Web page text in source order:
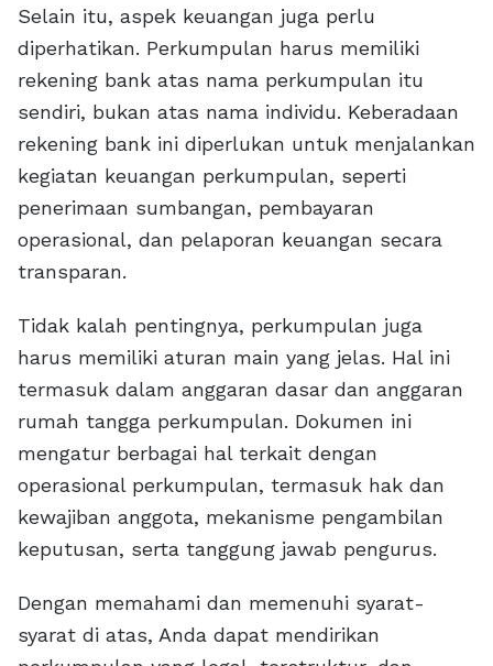
Selain itu, aspek keuangan juga perlu
diperhatikan. Perkumpulan harus memiliki
rekening bank atas nama perkumpulan itu
sendiri, bukan atas nama individu. Keberadaan
rekening bank ini diperlukan untuk menjalankan
kegiatan keuangan perkumpulan, seperti
penerimaan sumbangan, pembayaran
operasional, dan pelaporan keuangan secara
transparan.
Tidak kalah pentingnya, perkumpulan juga
harus memiliki aturan main yang jelas. Hal ini
termasuk dalam anggaran dasar dan anggaran
rumah tangga perkumpulan. Dokumen ini
mengatur berbagai hal terkait dengan
operasional perkumpulan, termasuk hak dan
kewajiban anggota, mekanisme pengambilan
keputusan, serta tanggung jawab pengurus.
Dengan memahami dan memenuhi syarat-
syarat di atas, Anda dapat mendirikan